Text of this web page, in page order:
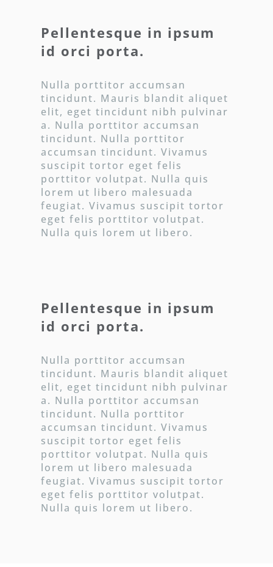
Pellentesque in ipsum
id orci porta.
Nulla porttitor accumsan
tincidunt. Mauris blandit aliquet
elit, eget tincidunt nibh pulvinar
a. Nulla porttitor accumsan
tincidunt. Nulla porttitor
accumsan tincidunt. Vivamus
suscipit tortor eget felis
porttitor volutpat. Nulla quis
lorem ut libero malesuada
feugiat. Vivamus suscipit tortor
eget felis porttitor volutpat.
Nulla quis lorem ut libero.
Pellentesque in ipsum
id orci porta.
Nulla porttitor accumsan
tincidunt. Mauris blandit aliquet
elit, eget tincidunt nibh pulvinar
a. Nulla porttitor accumsan
tincidunt. Nulla porttitor
accumsan tincidunt. Vivamus
suscipit tortor eget felis
porttitor volutpat. Nulla quis
lorem ut libero malesuada
feugiat. Vivamus suscipit tortor
eget felis porttitor volutpat.
Nulla quis lorem ut libero.